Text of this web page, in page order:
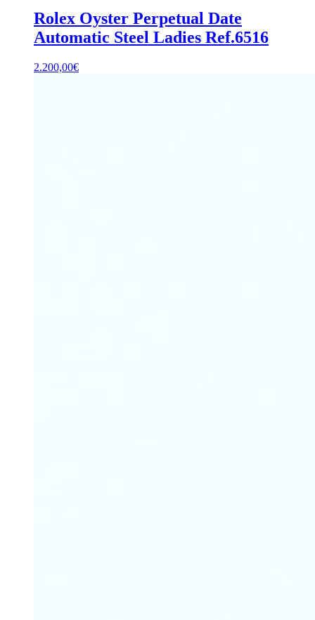
Rolex Oyster Perpetual Date
Automatic Steel Ladies Ref.6516
2.200,00€